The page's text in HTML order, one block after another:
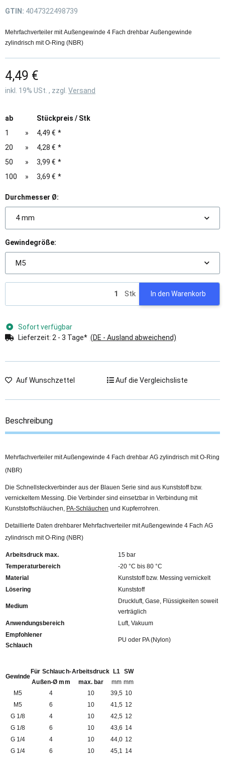
GTIN: 4047322498739
Mehrfachverteiler mit Außengewinde 4 Fach drehbar Außengewinde
zylindrisch mit O-Ring (NBR)
4,49 €
inkl. 19% USt. , zzgl. Versand
ab
Stückpreis / Stk
1
» 4,49 € *
20
» 4,28 € *
50
» 3,99 € *
100
» 3,69 € *
Durchmesser Ø:
4 mm
Gewindegröße:
M5
Stk In den Warenkorb
Sofort verfügbar
Lieferzeit: 2 - 3 Tage* (DE - Ausland abweichend)
Auf Wunschzettel Auf die Vergleichsliste
Beschreibung
Mehrfachverteiler mit Außengewinde 4 Fach drehbar AG zylindrisch mit O-Ring
(NBR)
Die Schnellsteckverbinder aus der Blauen Serie sind aus Kunststoff bzw.
vernickeltem Messing. Die Verbinder sind einsetzbar in Verbindung mit
Kunststoffschläuchen, PA-Schläuchen und Kupferrohren.
Detaillierte Daten drehbarer Mehrfachverteiler mit Außengewinde 4 Fach AG
zylindrisch mit O-Ring (NBR)
Arbeitsdruck max.
15 bar
Temperaturbereich
-20 °C bis 80 °C
Material
Kunststoff bzw. Messing vernickelt
Lösering
Kunststoff
Medium
Druckluft, Gase, Flüssigkeiten soweit
verträglich
Anwendungsbereich
Luft, Vakuum
Empfohlener
Schlauch
PU oder PA (Nylon)
Gewinde
Für Schlauch-
Außen-Ø mm
Arbeitsdruck
max. bar
L1
mm
SW
mm
M5
4 10 39,5 10
M5
6 10 41,5 12
G 1/8
4 10 42,5 12
G 1/8
6 10 43,6 14
G 1/4
4 10 44,0 12
G 1/4
6 10 45,1 14